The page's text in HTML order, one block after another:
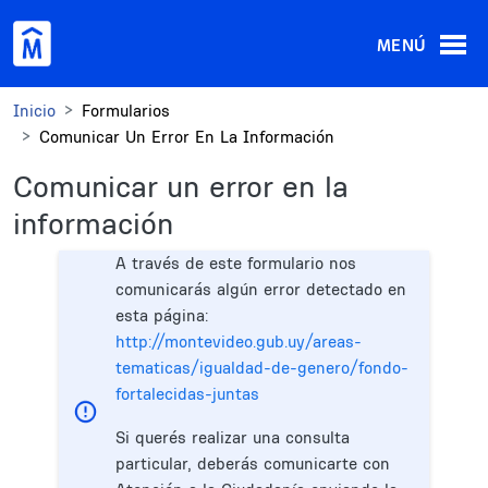
MENÚ
Inicio
Formularios
Comunicar Un Error En La Información
Comunicar un error en la
información
A través de este formulario nos
comunicarás algún error detectado en
esta página:
http://montevideo.gub.uy/areas-
tematicas/igualdad-de-genero/fondo-
fortalecidas-juntas
Si querés realizar una consulta
particular, deberás comunicarte con